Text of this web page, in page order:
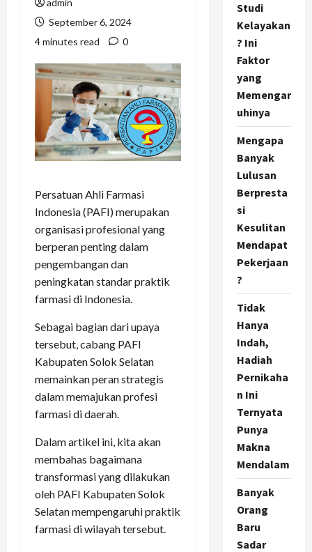
admin
September 6, 2024
4 minutes read
0
Persatuan Ahli Farmasi
Indonesia (PAFI) merupakan
organisasi profesional yang
berperan penting dalam
pengembangan dan
peningkatan standar praktik
farmasi di Indonesia.
Sebagai bagian dari upaya
tersebut, cabang PAFI
Kabupaten Solok Selatan
memainkan peran strategis
dalam memajukan profesi
farmasi di daerah.
Dalam artikel ini, kita akan
membahas bagaimana
transformasi yang dilakukan
oleh PAFI Kabupaten Solok
Selatan mempengaruhi praktik
farmasi di wilayah tersebut.
Studi
Kelayakan
? Ini
Faktor
yang
Memengar
uhinya
Mengapa
Banyak
Lulusan
Berpresta
si
Kesulitan
Mendapat
Pekerjaan
?
Tidak
Hanya
Indah,
Hadiah
Pernikaha
n Ini
Ternyata
Punya
Makna
Mendalam
Banyak
Orang
Baru
Sadar